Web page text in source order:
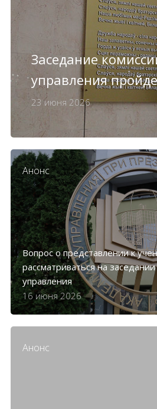
Заседание
управления
23 июня 2026
Анонс
Вопрос о представлении к
рассматриваться на
управления
16 июня 2026
Анонс